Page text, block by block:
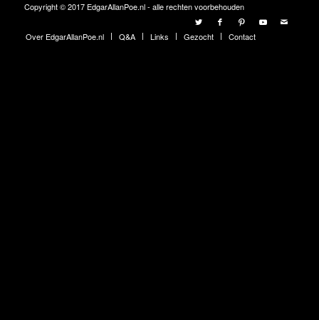
Copyright © 2017 EdgarAllanPoe.nl - alle rechten voorbehouden
Over EdgarAllanPoe.nl Q&A Links Gezocht Contact